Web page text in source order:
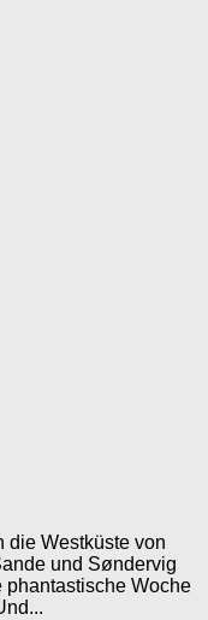
die Westküste von
und Søndervig
Woche